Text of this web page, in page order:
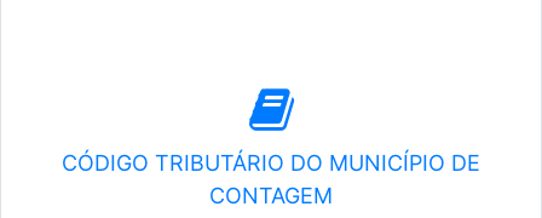
CÓDIGO TRIBUTÁRIO DO MUNICÍPIO DE
CONTAGEM